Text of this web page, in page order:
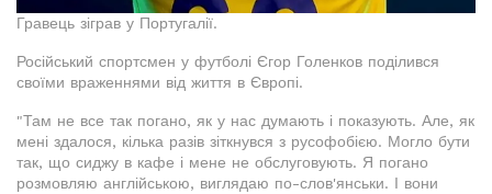
Гравець зіграв у Португалії.
Російський спортсмен у футболі Єгор Голенков поділився
своїми враженнями від життя в Європі.
"Там не все так погано, як у нас думають і показують. Але, як
мені здалося, кілька разів зіткнувся з русофобією. Могло бути
так, що сиджу в кафе і мене не обслуговують. Я погано
розмовляю англійською, виглядаю по-слов'янськи. І вони